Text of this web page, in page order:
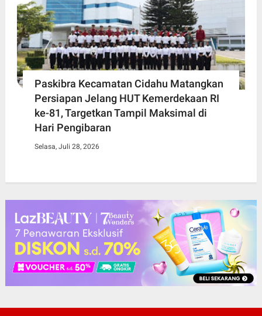
Paskibra Kecamatan Cidahu Matangkan
Persiapan Jelang HUT Kemerdekaan RI
ke-81, Targetkan Tampil Maksimal di
Hari Pengibaran
Selasa, Juli 28, 2026